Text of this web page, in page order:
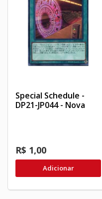
Special Schedule -
DP21-JP044 - Nova
R$ 1,00
Adicionar